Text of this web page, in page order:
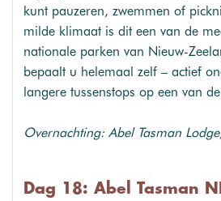
kunt pauzeren, zwemmen of
milde klimaat is dit een van de
nationale parken van Nieuw-
bepaalt u helemaal zelf – actief
langere tussenstops op een van
Overnachting: Abel Tasman
Dag 18: Abel Tasman